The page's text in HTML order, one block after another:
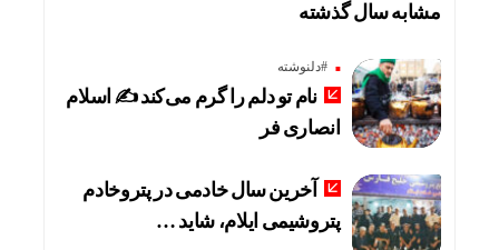
مشابه سال گذشته
#دلنوشته
نام تو دلم را گرم می‌کند ✍️ اسلام
انصاری فر
آخرین سال خادمی در پتروخادم
پتروشیمی ایلام، شاید …